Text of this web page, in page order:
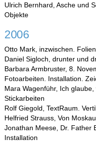
Ulrich Bernhard, Asche und
Objekte
2006
Otto Mark, inzwischen.
Daniel Sigloch, drunter und
Barbara Armbruster, 8.
Fotoarbeiten. Installation.
Mara Wagenführ, Ich
Stickarbeiten
Rolf Giegold, TextRaum.
Helfried Strauss, Von
Jonathan Meese, Dr. Father
Installation